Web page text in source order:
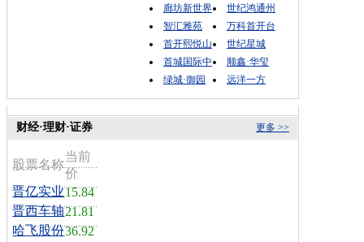
廊坊新世界
世纪鸿通州
智汇雅苑
万科首开台
首开熙悦山
世纪星城
首城国际中
顺鑫·华玺
绿城·御园
远洋一方
更多 >>
财经·理财·证券
股票名称
当前
价
晋亿实业15.84
晋西车轴21.81
哈飞股份36.92